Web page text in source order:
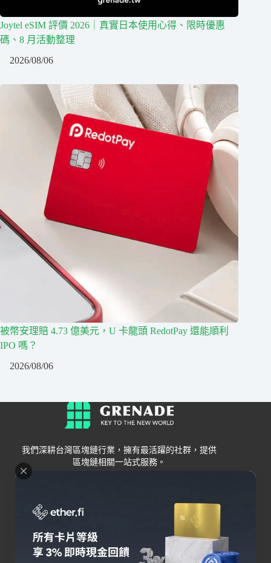
Joytel eSIM 評價 2026｜真實日本使用心得、限時優惠
碼、8 月活動整理
2026/08/06
被幣安理賠 4.73 億美元，U 卡龍頭 RedotPay 還能順利
IPO 嗎？
2026/08/06
我們深耕台灣區塊鏈行業，擁有最活躍的社群，提供
區塊鏈相關一站式服務。
Grenade
關於我們
聯絡我們
錢包
交易所
Bybit
OKX